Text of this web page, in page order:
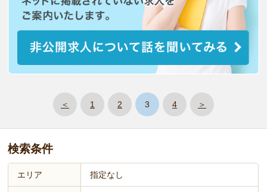
＜ 1 2 3 4 ＞
検索条件
エリア 指定なし